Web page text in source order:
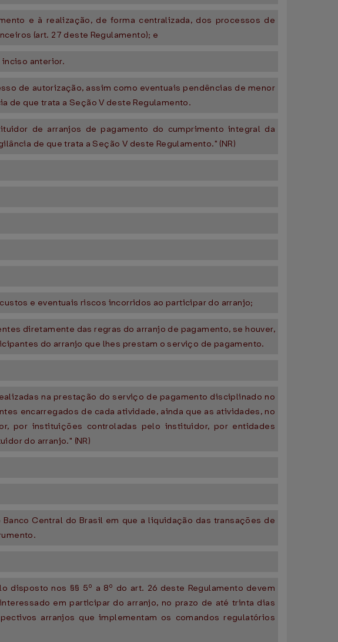
e à realização, de forma centralizada, dos processos de
(art. 27 deste Regulamento); e
anterior.
de autorização, assim como eventuais pendências de menor
de que trata a Seção V deste Regulamento.
de arranjos de pagamento do cumprimento integral da
de que trata a Seção V deste Regulamento." (NR)
e eventuais riscos incorridos ao participar do arranjo;
diretamente das regras do arranjo de pagamento, se houver,
do arranjo que lhes prestam o serviço de pagamento.
na prestação do serviço de pagamento disciplinado no
encarregados de cada atividade, ainda que as atividades, no
por instituições controladas pelo instituidor, por entidades
do arranjo." (NR)
Central do Brasil em que a liquidação das transações de
disposto nos §§ 5º a 8º do art. 26 deste Regulamento devem
em participar do arranjo, no prazo de até trinta dias
arranjos que implementam os comandos regulatórios